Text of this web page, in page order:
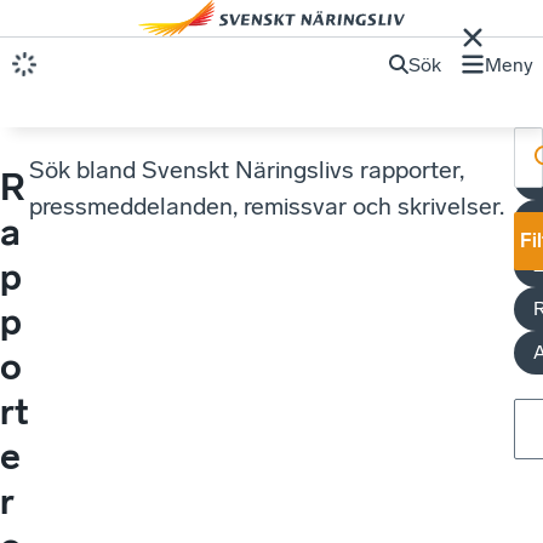
Sök Meny
R
a
p
p
o
rt
e
r
Sök bland Svenskt Näringslivs rapporter,
pressmeddelanden, remissvar och skrivelser.